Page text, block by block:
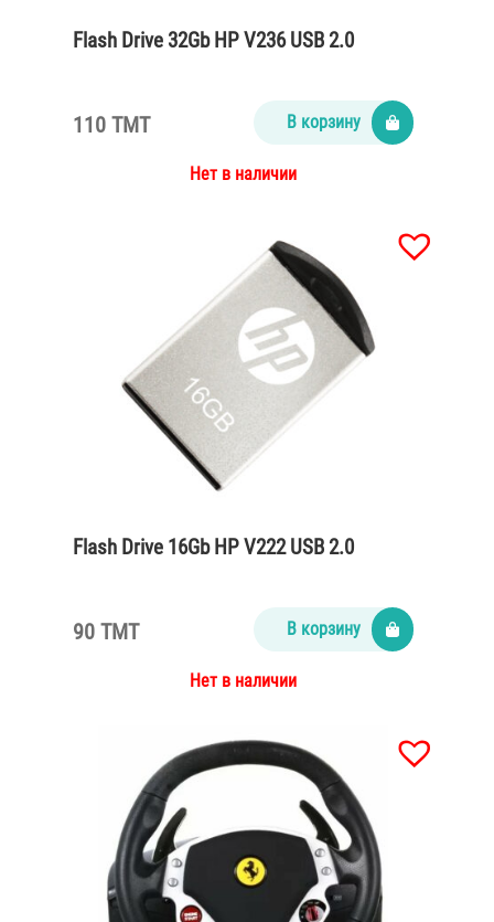
Flash Drive 32Gb HP V236 USB 2.0
110 TMT В корзину
Нет в наличии
Flash Drive 16Gb HP V222 USB 2.0
90 TMT В корзину
Нет в наличии